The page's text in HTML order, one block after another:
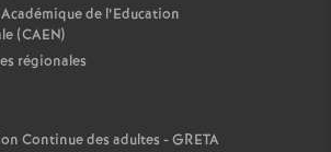
de l’Education
(CAEN)
régionales
Continue des adultes - GRETA